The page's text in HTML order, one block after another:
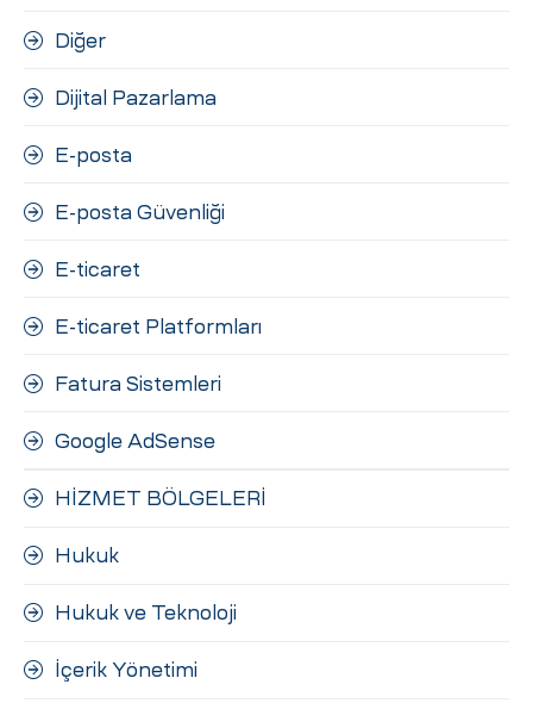
Diğer
Dijital Pazarlama
E-posta
E-posta Güvenliği
E-ticaret
E-ticaret Platformları
Fatura Sistemleri
Google AdSense
HİZMET BÖLGELERİ
Hukuk
Hukuk ve Teknoloji
İçerik Yönetimi